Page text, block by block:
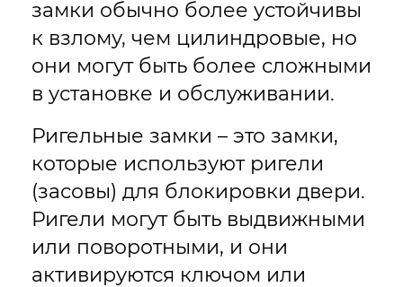
замки обычно более устойчивы
к взлому, чем цилиндровые, но
они могут быть более сложными
в установке и обслуживании.
Ригельные замки – это замки,
которые используют ригели
(засовы) для блокировки двери.
Ригели могут быть выдвижными
или поворотными, и они
активируются ключом или